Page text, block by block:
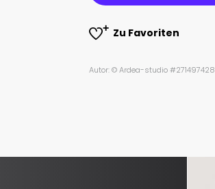
Zu Favoriten
Autor: © Ardea-studio #271497428